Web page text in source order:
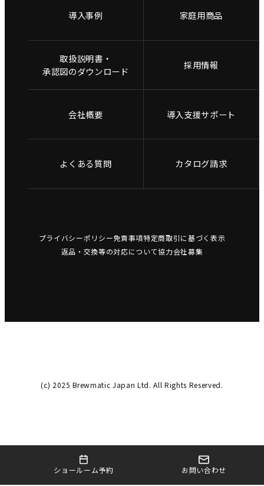
ショールーム予約 お問い合わせ
導入事例 家庭用商品
取扱説明書・
承認図のダウンロード
採用情報
会社概要 導入支援サポート
よくある質問 カタログ請求
プライバシーポリシー免責事項特定商取引に基づく表示
返品・交換等の対応について協力会社募集
(c) 2025 Brewmatic Japan Ltd. All Rights Reserved.